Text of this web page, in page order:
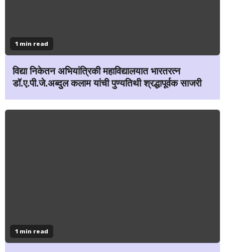
1 min read
विद्या निकेतन अभियांत्रिकी महाविद्यालयात भारतरत्न
डॉ.ए.पी.जे.अब्दुल कलाम यांची पुण्यतिथी श्रद्धापूर्वक साजरी
1 min read